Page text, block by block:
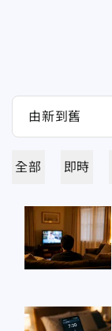
全部 即時